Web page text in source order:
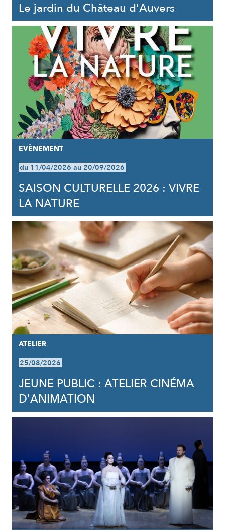
Le jardin du Château d'Auvers
EVÈNEMENT
du 11/04/2026 au 20/09/2026
SAISON CULTURELLE 2026 : VIVRE
LA NATURE
ATELIER
25/08/2026
JEUNE PUBLIC : ATELIER CINÉMA
D'ANIMATION